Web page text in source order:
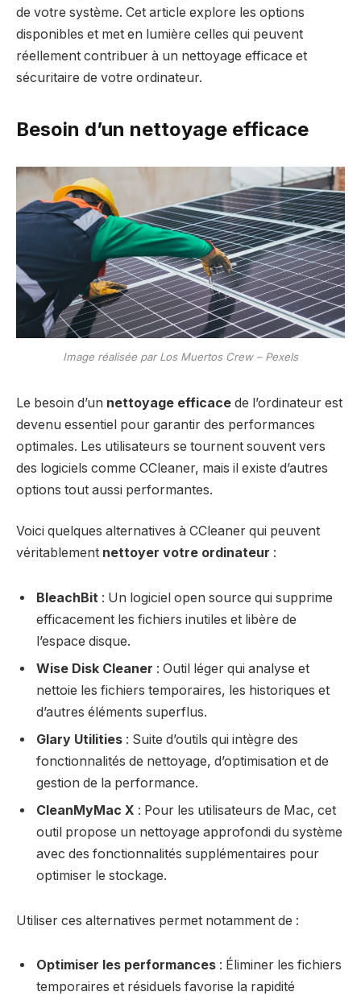
de votre système. Cet article explore les options
disponibles et met en lumière celles qui peuvent
réellement contribuer à un nettoyage efficace et
sécuritaire de votre ordinateur.
Besoin d’un nettoyage efficace
Image réalisée par Los Muertos Crew – Pexels
Le besoin d’un nettoyage efficace de l’ordinateur est
devenu essentiel pour garantir des performances
optimales. Les utilisateurs se tournent souvent vers
des logiciels comme CCleaner, mais il existe d’autres
options tout aussi performantes.
Voici quelques alternatives à CCleaner qui peuvent
véritablement nettoyer votre ordinateur :
BleachBit : Un logiciel open source qui supprime
efficacement les fichiers inutiles et libère de
l’espace disque.
Wise Disk Cleaner : Outil léger qui analyse et
nettoie les fichiers temporaires, les historiques et
d’autres éléments superflus.
Glary Utilities : Suite d’outils qui intègre des
fonctionnalités de nettoyage, d’optimisation et de
gestion de la performance.
CleanMyMac X : Pour les utilisateurs de Mac, cet
outil propose un nettoyage approfondi du système
avec des fonctionnalités supplémentaires pour
optimiser le stockage.
Utiliser ces alternatives permet notamment de :
Optimiser les performances : Éliminer les fichiers
temporaires et résiduels favorise la rapidité